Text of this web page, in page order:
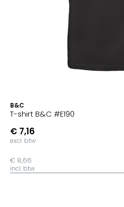
B&C
T-shirt B&C #E190
€ 7,16
excl. btw
€ 8,66
incl. btw